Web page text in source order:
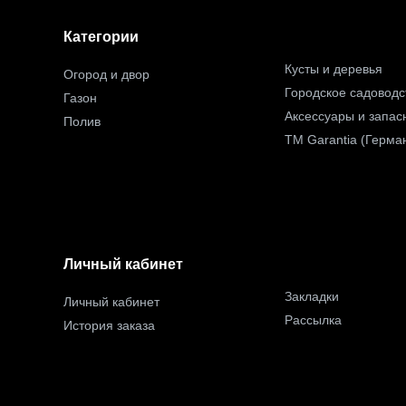
Категории
Огород и двор
Газон
Полив
Кусты и деревья
Городское
Аксессуары и
TM Garantia
Личный кабинет
Личный кабинет
История заказа
Закладки
Рассылка